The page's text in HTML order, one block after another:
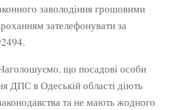
заволодіння грошовими
зателефонувати за
що посадові особи
ДПС в Одеській області діють
та не мають жодного